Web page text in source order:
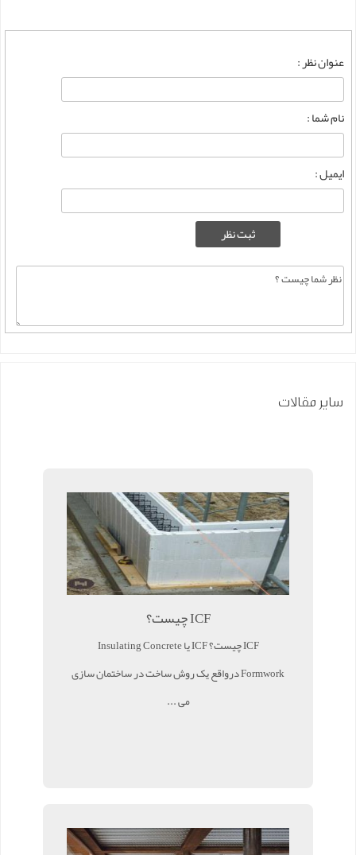
عنوان نظر :
نام شما :
ایمیل :
سایر مقالات
ICF چیست؟
ICF چیست؟ ICF یا Insulating Concrete
Formwork درواقع یک روش ساخت در ساختمان سازی
می ...